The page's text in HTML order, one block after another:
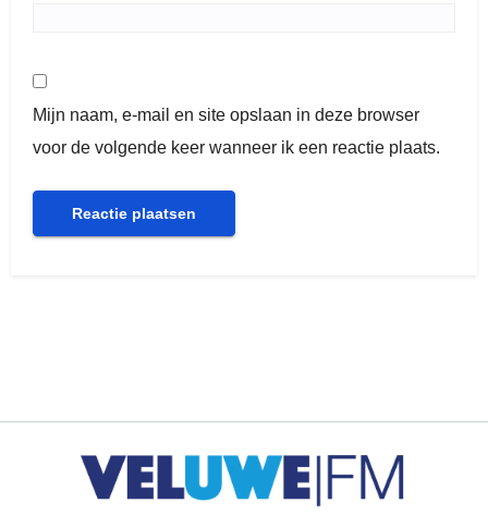
Mijn naam, e-mail en site opslaan in deze browser
voor de volgende keer wanneer ik een reactie plaats.